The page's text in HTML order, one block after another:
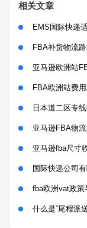
相关文章
EMS国际快递
FBA补货物流
亚马逊欧洲站
FBA欧洲站费
日本道二区专
亚马逊FBA物
亚马逊fba尺寸
国际快递公司
fba欧洲vat政策
什么是“尾程派